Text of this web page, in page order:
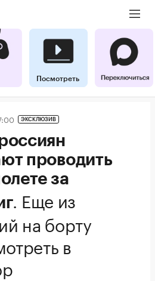
Посмотреть
ЭКСКЛЮЗИВ
проводить
за
. Еще из
на борту
в